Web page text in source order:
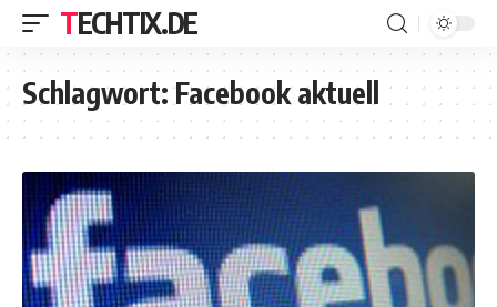
TECHTIX.DE
Schlagwort:Facebook aktuell